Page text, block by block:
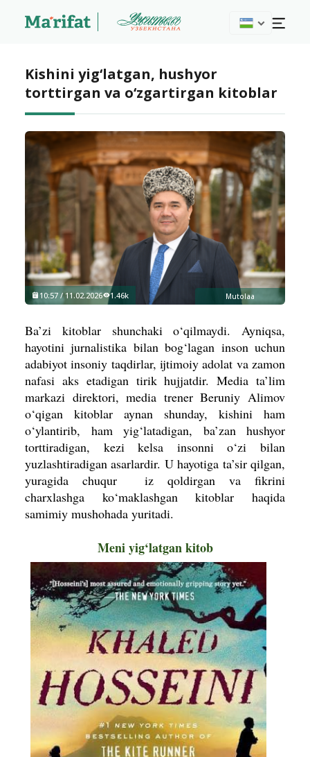
Kishini yig‘latgan, hushyor
torttirgan va o‘zgartirgan kitoblar
Mutolaa
10:57 / 11.02.2026 1.46k
Ba’zi kitoblar shunchaki o‘qilmaydi. Ayniqsa,
hayotini jurnalistika bilan bog‘lagan inson uchun
adabiyot insoniy taqdirlar, ijtimoiy adolat va zamon
nafasi aks etadigan tirik hujjatdir. Media ta’lim
markazi direktori, media trener Beruniy Alimov
o‘qigan kitoblar aynan shunday, kishini ham
o‘ylantirib, ham yig‘latadigan, ba’zan hushyor
torttiradigan, kezi kelsa insonni o‘zi bilan
yuzlashtiradigan asarlardir. U hayotiga ta’sir qilgan,
yuragida chuqur iz qoldirgan va fikrini
charxlashga ko‘maklashgan kitoblar haqida
samimiy mushohada yuritadi.
Meni yig‘latgan kitob